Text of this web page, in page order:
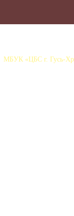
МБУК «ЦБС г. Гусь-